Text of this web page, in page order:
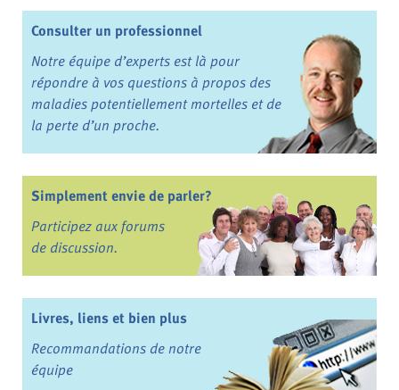
Consulter un professionnel
Notre équipe d’experts est là pour
répondre à vos questions à propos des
maladies potentiellement mortelles et de
la perte d’un proche.
Simplement envie de parler?
Participez aux forums
de discussion.
Livres, liens et bien plus
Recommandations de notre
équipe